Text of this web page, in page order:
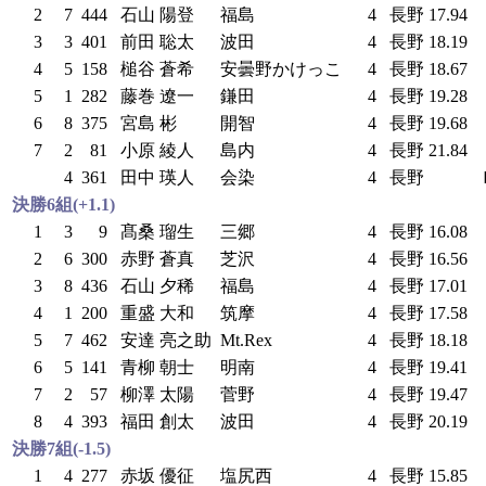
2 7 444 石山 陽登 福島 4 長野 17.94
3
3 401 前田 聡太 波田 4 長野 18.19
4
5 158 槌谷 蒼希 安曇野かけっこ 4 長野 18.67
5
1 282 藤巻 遼一 鎌田 4 長野 19.28
6
8 375 宮島 彬 開智 4 長野 19.68
7
2 81 小原 綾人 島内 4 長野 21.84
4 361 田中 瑛人 会染 4 長野
決勝6組(+1.1)
1
3 9 髙桑 瑠生 三郷 4 長野 16.08
2
6 300 赤野 蒼真 芝沢 4 長野 16.56
3
8 436 石山 夕稀 福島 4 長野 17.01
4
1 200 重盛 大和 筑摩 4 長野 17.58
5
7 462 安達 亮之助 Mt.Rex 4 長野 18.18
6
5 141 青柳 朝士 明南 4 長野 19.41
7
2 57 柳澤 太陽 菅野 4 長野 19.47
8
4 393 福田 創太 波田 4 長野 20.19
決勝7組(-1.5)
1
4 277 赤坂 優征 塩尻西 4 長野 15.85